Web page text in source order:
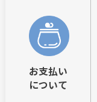
お支払い
について